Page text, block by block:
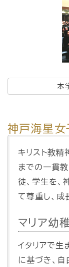
本
神戸海星女
キリスト教
までの一貫
徒、学生を、
て尊重し、成
マリア幼
イタリアで生
に基づき、